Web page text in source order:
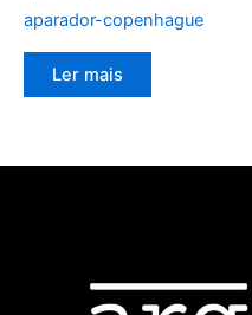
aparador-copenhague
Ler mais